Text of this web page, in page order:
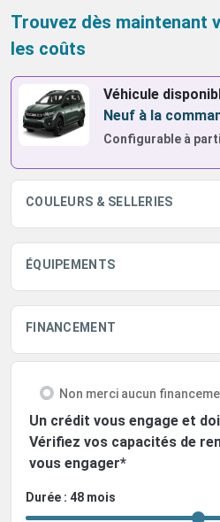
Trouvez dès maintenant
les coûts
Véhicule
Neuf à la
Configurable à
COULEURS & SELLERIES
ÉQUIPEMENTS
FINANCEMENT
Non merci aucun
Un crédit vous engage et
Vérifiez vos capacités de
vous engager*
Durée : 48 mois